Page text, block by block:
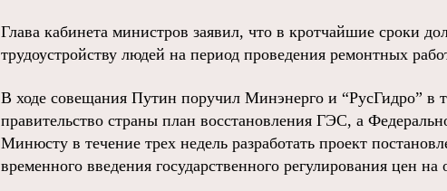
Глава кабинета министров заявил, что в кротчайшие сроки
трудоустройству людей на период проведения ремонтных
В ходе совещания Путин поручил Минэнерго и “РусГидро” в
правительство страны план восстановления ГЭС, а
Минюсту в течение трех недель разработать проект
временного введения государственного регулирования цен